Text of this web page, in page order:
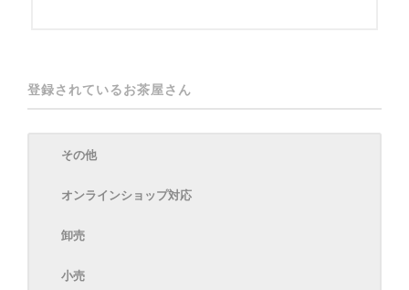
登録されているお茶屋さん
その他
オンラインショップ対応
卸売
小売